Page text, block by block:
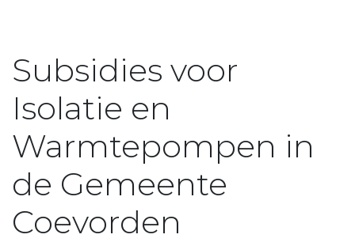
Subsidies voor
Isolatie en
Warmtepompen in
de Gemeente
Coevorden